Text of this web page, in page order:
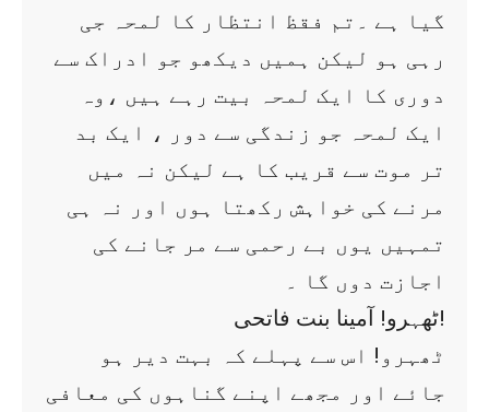
گیا ہے ۔تم فقظ انتظار کا لمحہ جی
رہی ہو لیکن ہمیں دیکھو جو ادراک سے
دوری کا ایک لمحہ بیت رہے ہیں ،وہ
ایک لمحہ جو زندگی سے دور ، ایک بد
تر موت سے قریب کا ہے لیکن نہ میں
مرنے کی خواہش رکھتا ہوں اور نہ ہی
تمہیں یوں بے رحمی سے مر جانے کی
اجازت دوں گا ۔
ٹھہرو! آمینا بنت فاتحی!
ٹھہرو! اس سے پہلے کہ بہت دیر ہو
جائے اور مجھے اپنے گناہوں کی معافی